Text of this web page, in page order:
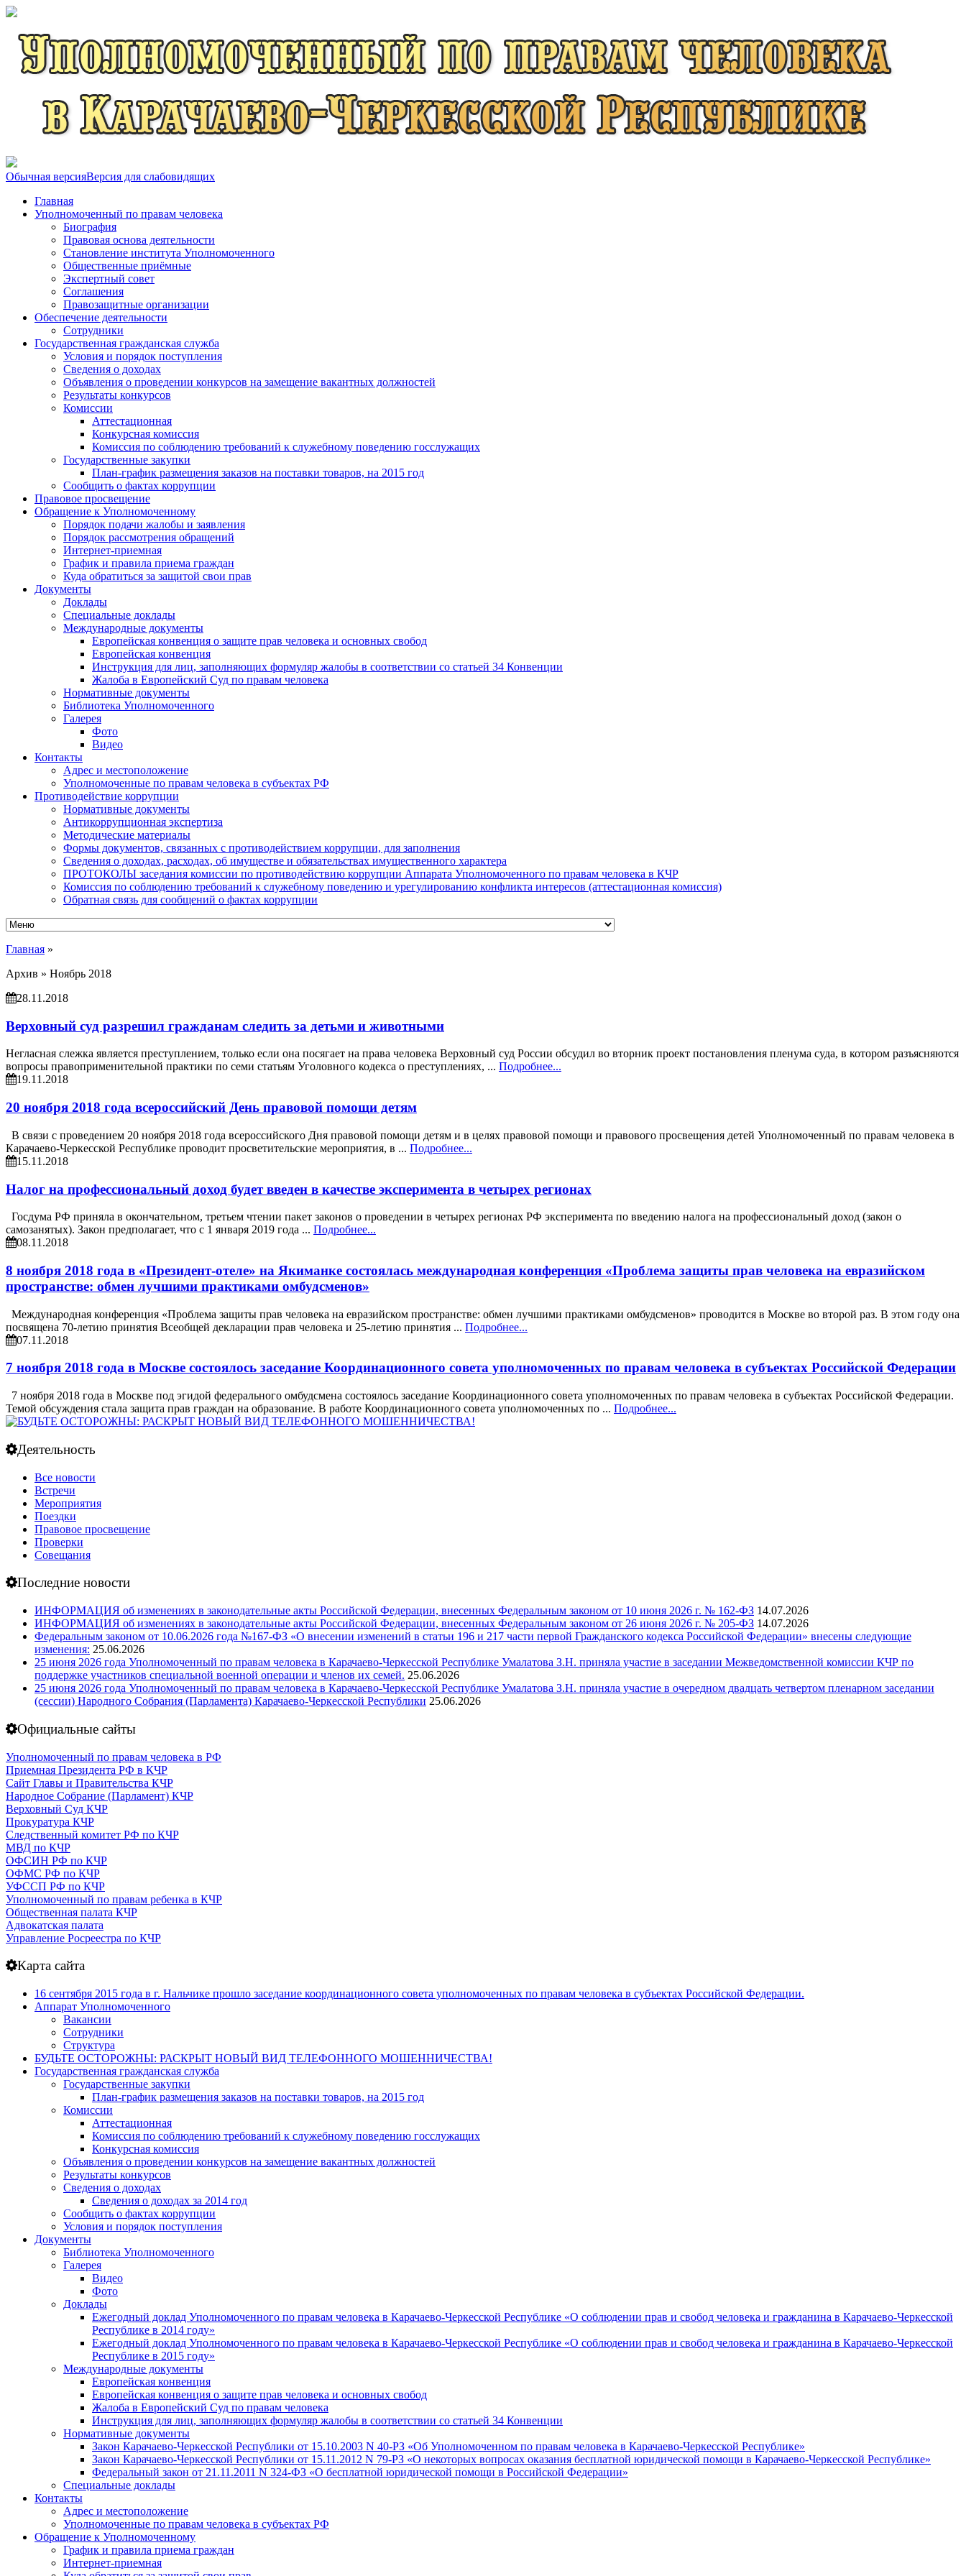
Обычная версияВерсия для слабовидящих
Главная
Уполномоченный по правам человека
Биография
Правовая основа деятельности
Становление института Уполномоченного
Общественные приёмные
Экспертный совет
Соглашения
Правозащитные организации
Обеспечение деятельности
Сотрудники
Государственная гражданская служба
Условия и порядок поступления
Сведения о доходах
Объявления о проведении конкурсов на замещение вакантных должностей
Результаты конкурсов
Комиссии
Аттестационная
Конкурсная комиссия
Комиссия по соблюдению требований к служебному поведению госслужащих
Государственные закупки
План-график размещения заказов на поставки товаров, на 2015 год
Сообщить о фактах коррупции
Правовое просвещение
Обращение к Уполномоченному
Порядок подачи жалобы и заявления
Порядок рассмотрения обращений
Интернет-приемная
График и правила приема граждан
Куда обратиться за защитой свои прав
Документы
Доклады
Специальные доклады
Международные документы
Европейская конвенция о защите прав человека и основных свобод
Европейская конвенция
Инструкция для лиц, заполняющих формуляр жалобы в соответствии со статьей 34 Конвенции
Жалоба в Европейский Суд по правам человека
Нормативные документы
Библиотека Уполномоченного
Галерея
Фото
Видео
Контакты
Адрес и местоположение
Уполномоченные по правам человека в субъектах РФ
Противодействие коррупции
Нормативные документы
Антикоррупционная экспертиза
Методические материалы
Формы документов, связанных с противодействием коррупции, для заполнения
Сведения о доходах, расходах, об имуществе и обязательствах имущественного характера
ПРОТОКОЛЫ заседания комиссии по противодействию коррупции Аппарата Уполномоченного по правам человека в КЧР
Комиссия по соблюдению требований к служебному поведению и урегулированию конфликта интересов (аттестационная комиссия)
Обратная связь для сообщений о фактах коррупции
Главная »
Архив » Ноябрь 2018
28.11.2018
Верховный суд разрешил гражданам следить за детьми и животными
Негласная слежка является преступлением, только если она посягает на права человека Верховный суд России обсудил во вторник проект постановления пленума суда, в котором разъясняются
вопросы правоприменительной практики по семи статьям Уголовного кодекса о преступлениях, ... Подробнее...
19.11.2018
20 ноября 2018 года всероссийский День правовой помощи детям
В связи с проведением 20 ноября 2018 года всероссийского Дня правовой помощи детям и в целях правовой помощи и правового просвещения детей Уполномоченный по правам человека в
Карачаево-Черкесской Республике проводит просветительские мероприятия, в ... Подробнее...
15.11.2018
Налог на профессиональный доход будет введен в качестве эксперимента в четырех регионах
Госдума РФ приняла в окончательном, третьем чтении пакет законов о проведении в четырех регионах РФ эксперимента по введению налога на профессиональный доход (закон о
самозанятых). Закон предполагает, что с 1 января 2019 года ... Подробнее...
08.11.2018
8 ноября 2018 года в «Президент-отеле» на Якиманке состоялась международная конференция «Проблема защиты прав человека на евразийском
пространстве: обмен лучшими практиками омбудсменов»
Международная конференция «Проблема защиты прав человека на евразийском пространстве: обмен лучшими практиками омбудсменов» проводится в Москве во второй раз. В этом году она
посвящена 70-летию принятия Всеобщей декларации прав человека и 25-летию принятия ... Подробнее...
07.11.2018
7 ноября 2018 года в Москве состоялось заседание Координационного совета уполномоченных по правам человека в субъектах Российской Федерации
7 ноября 2018 года в Москве под эгидой федерального омбудсмена состоялось заседание Координационного совета уполномоченных по правам человека в субъектах Российской Федерации.
Темой обсуждения стала защита прав граждан на образование. В работе Координационного совета уполномоченных по ... Подробнее...
Деятельность
Все новости
Встречи
Мероприятия
Поездки
Правовое просвещение
Проверки
Совещания
Последние новости
ИНФОРМАЦИЯ об изменениях в законодательные акты Российской Федерации, внесенных Федеральным законом от 10 июня 2026 г. № 162-ФЗ 14.07.2026
ИНФОРМАЦИЯ об изменениях в законодательные акты Российской Федерации, внесенных Федеральным законом от 26 июня 2026 г. № 205-ФЗ 14.07.2026
Федеральным законом от 10.06.2026 года №167-ФЗ «О внесении изменений в статьи 196 и 217 части первой Гражданского кодекса Российской Федерации» внесены следующие
изменения: 25.06.2026
25 июня 2026 года Уполномоченный по правам человека в Карачаево-Черкесской Республике Умалатова З.Н. приняла участие в заседании Межведомственной комиссии КЧР по
поддержке участников специальной военной операции и членов их семей. 25.06.2026
25 июня 2026 года Уполномоченный по правам человека в Карачаево-Черкесской Республике Умалатова З.Н. приняла участие в очередном двадцать четвертом пленарном заседании
(сессии) Народного Собрания (Парламента) Карачаево-Черкесской Республики 25.06.2026
Официальные сайты
Уполномоченный по правам человека в РФ
Приемная Президента РФ в КЧР
Сайт Главы и Правительства КЧР
Народное Собрание (Парламент) КЧР
Верховный Суд КЧР
Прокуратура КЧР
Следственный комитет РФ по КЧР
МВД по КЧР
ОФСИН РФ по КЧР
ОФМС РФ по КЧР
УФССП РФ по КЧР
Уполномоченный по правам ребенка в КЧР
Общественная палата КЧР
Адвокатская палата
Управление Росреестра по КЧР
Карта сайта
16 сентября 2015 года в г. Нальчике прошло заседание координационного совета уполномоченных по правам человека в субъектах Российской Федерации.
Аппарат Уполномоченного
Вакансии
Сотрудники
Структура
БУДЬТЕ ОСТОРОЖНЫ: РАСКРЫТ НОВЫЙ ВИД ТЕЛЕФОННОГО МОШЕННИЧЕСТВА!
Государственная гражданская служба
Государственные закупки
План-график размещения заказов на поставки товаров, на 2015 год
Комиссии
Аттестационная
Комиссия по соблюдению требований к служебному поведению госслужащих
Конкурсная комиссия
Объявления о проведении конкурсов на замещение вакантных должностей
Результаты конкурсов
Сведения о доходах
Сведения о доходах за 2014 год
Сообщить о фактах коррупции
Условия и порядок поступления
Документы
Библиотека Уполномоченного
Галерея
Видео
Фото
Доклады
Ежегодный доклад Уполномоченного по правам человека в Карачаево-Черкесской Республике «О соблюдении прав и свобод человека и гражданина в Карачаево-Черкесской
Республике в 2014 году»
Ежегодный доклад Уполномоченного по правам человека в Карачаево-Черкесской Республике «О соблюдении прав и свобод человека и гражданина в Карачаево-Черкесской
Республике в 2015 году»
Международные документы
Европейская конвенция
Европейская конвенция о защите прав человека и основных свобод
Жалоба в Европейский Суд по правам человека
Инструкция для лиц, заполняющих формуляр жалобы в соответствии со статьей 34 Конвенции
Нормативные документы
Закон Карачаево-Черкесской Республики от 15.10.2003 N 40-РЗ «Об Уполномоченном по правам человека в Карачаево-Черкесской Республике»
Закон Карачаево-Черкесской Республики от 15.11.2012 N 79-РЗ «О некоторых вопросах оказания бесплатной юридической помощи в Карачаево-Черкесской Республике»
Федеральный закон от 21.11.2011 N 324-ФЗ «О бесплатной юридической помощи в Российской Федерации»
Специальные доклады
Контакты
Адрес и местоположение
Уполномоченные по правам человека в субъектах РФ
Обращение к Уполномоченному
График и правила приема граждан
Интернет-приемная